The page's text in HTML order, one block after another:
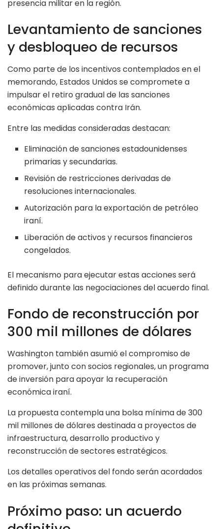
presencia militar en la región.
Levantamiento de sanciones
y desbloqueo de recursos
Como parte de los incentivos contemplados en el
memorando, Estados Unidos se compromete a
impulsar el retiro gradual de las sanciones
económicas aplicadas contra Irán.
Entre las medidas consideradas destacan:
Eliminación de sanciones estadounidenses
primarias y secundarias.
Revisión de restricciones derivadas de
resoluciones internacionales.
Autorización para la exportación de petróleo
iraní.
Liberación de activos y recursos financieros
congelados.
El mecanismo para ejecutar estas acciones será
definido durante las negociaciones del acuerdo final.
Fondo de reconstrucción por
300 mil millones de dólares
Washington también asumió el compromiso de
promover, junto con socios regionales, un programa
de inversión para apoyar la recuperación
económica iraní.
La propuesta contempla una bolsa mínima de 300
mil millones de dólares destinada a proyectos de
infraestructura, desarrollo productivo y
reconstrucción de sectores estratégicos.
Los detalles operativos del fondo serán acordados
en las próximas semanas.
Próximo paso: un acuerdo